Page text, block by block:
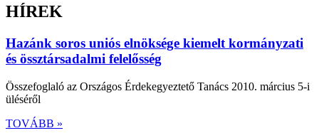
HÍREK
Hazánk soros uniós elnöksége kiemelt kormányzati
és össztársadalmi felelősség
Összefoglaló az Országos Érdekegyeztető Tanács 2010. március 5-i
üléséről
TOVÁBB »